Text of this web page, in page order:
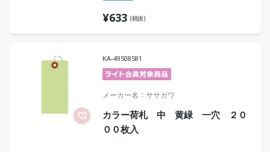
¥633 (税抜)
KA-49508581
メーカー名 ササガワ
カラー荷札 中 黄緑 一穴 ２０
００枚入